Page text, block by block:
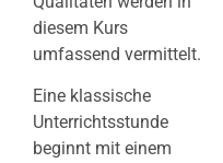
diesem Kurs
umfassend vermittelt.
Eine klassische
Unterrichtsstunde
beginnt mit einem